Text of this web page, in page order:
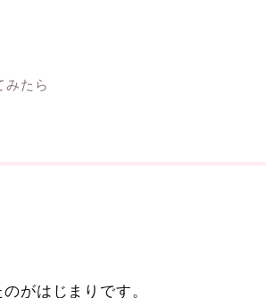
みたら
がはじまりです。